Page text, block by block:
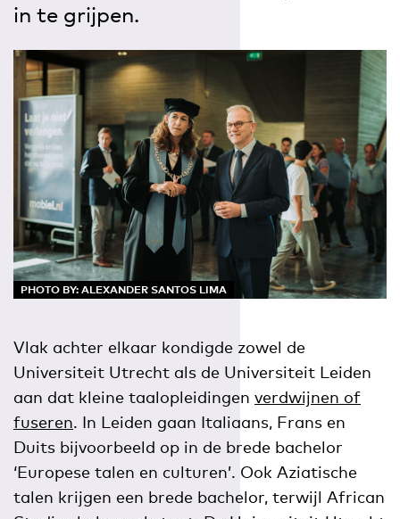
in te grijpen.
PHOTO BY: ALEXANDER SANTOS LIMA
Vlak achter elkaar kondigde zowel de
Universiteit Utrecht als de Universiteit Leiden
aan dat kleine taalopleidingen verdwijnen of
fuseren. In Leiden gaan Italiaans, Frans en
Duits bijvoorbeeld op in de brede bachelor
‘Europese talen en culturen’. Ook Aziatische
talen krijgen een brede bachelor, terwijl African